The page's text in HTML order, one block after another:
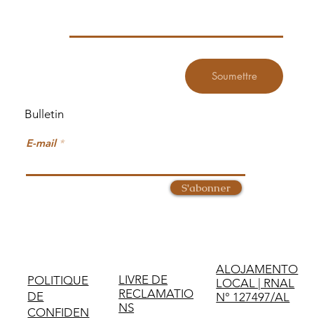
POLITIQUE
DE
CONFIDEN
LIVRE DE
RECLAMATIO
NS
ALOJAMENTO
LOCAL | RNAL
N° 127497/AL
Soumettre
E-mail
S'abonner
Bulletin